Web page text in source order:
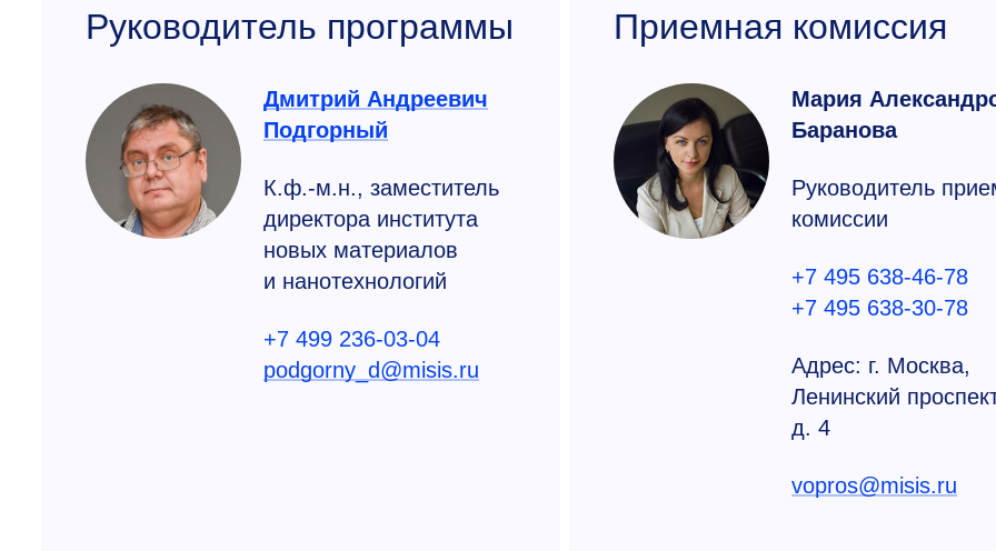
Руководитель программы
Дмитрий Андреевич
Подгорный
К.ф.-м.н., заместитель
директора института
новых материалов
и нанотехнологий
+7 499 236-03-04
podgorny_d@misis.ru
Приемная комиссия
Мария
Баранова
Руководитель
комиссии
+7 495 638-46-78
+7 495 638-30-78
Адрес: г. Москва,
Ленинский
д. 4
vopros@misis.ru